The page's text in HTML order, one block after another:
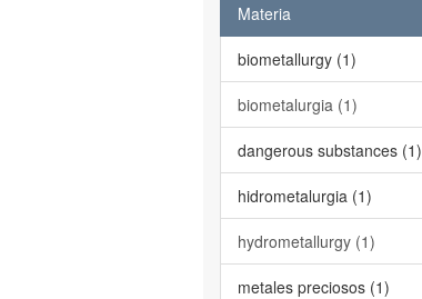
Materia
biometallurgy (1)
biometalurgia (1)
dangerous substances (1)
hidrometalurgia (1)
hydrometallurgy (1)
metales preciosos (1)